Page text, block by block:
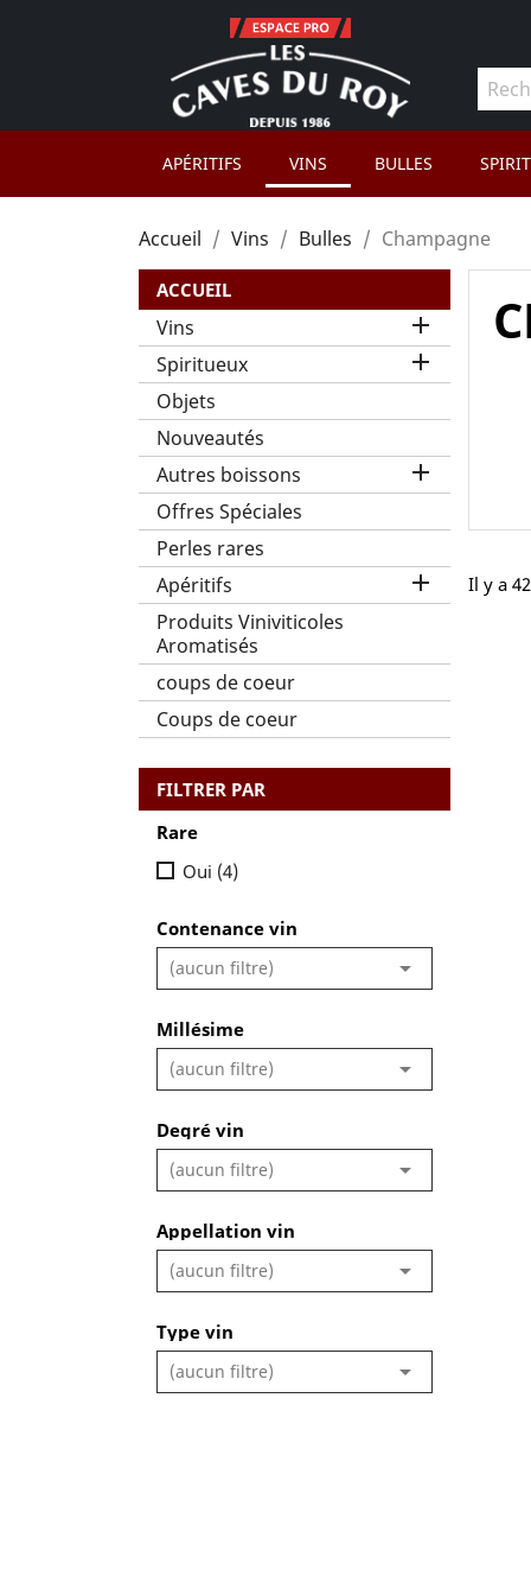
APÉRITIFS VINS BULLES
Accueil Vins Bulles Champagne
ACCUEIL
Vins 
Spiritueux 
Objets
Nouveautés
Autres boissons

Offres Spéciales
Perles rares
Apéritifs

Produits Viniviticoles
Aromatisés
coups de coeur
Coups de coeur
FILTRER PAR
Rare
Oui (4)
Contenance vin
(aucun filtre) 
Millésime
(aucun filtre) 
Degré vin
(aucun filtre) 
Appellation vin
(aucun filtre) 
Type vin
(aucun filtre) 
Il y a